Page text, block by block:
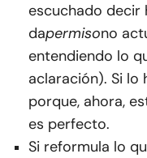
escuchado decir
dapermisono
entendiendo lo
aclaración). Si lo
porque, ahora,
es perfecto.
Si reformula lo